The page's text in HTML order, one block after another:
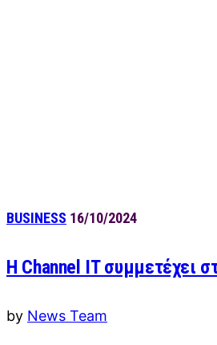
BUSINESS 16/10/2024
Η Channel IT συμμετέχει
by News Team